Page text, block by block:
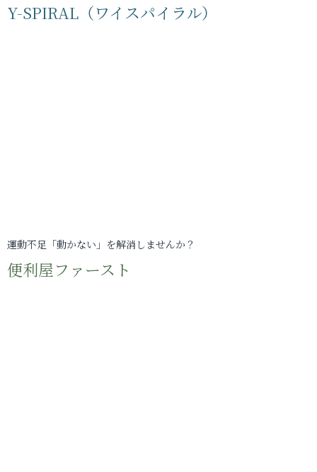
Y-SPIRAL（ワイスパイラル）
運動不足「動かない」を解消しませんか？
便利屋ファースト